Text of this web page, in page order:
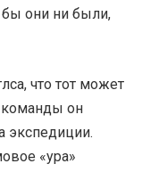
бы они ни были,
что тот может
команды он
экспедиции.
«ура»